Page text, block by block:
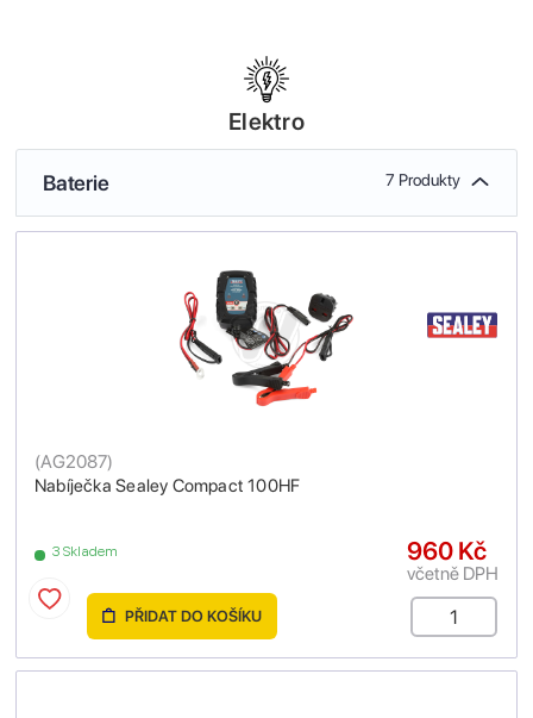
Elektro
Baterie 7 Produkty
Nabíječka Sealey Compact 100HF
(AG2087)
3 Skladem 960 Kč
včetně DPH
PŘIDAT DO KOŠÍKU